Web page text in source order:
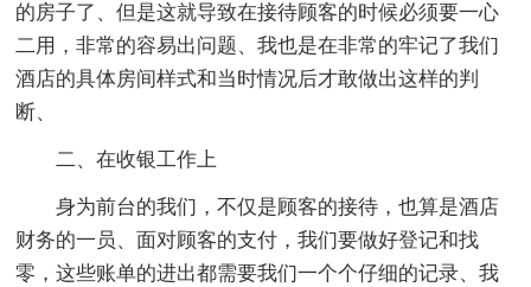
的房子了、但是这就导致在接待顾客的时候必须要一心
二用，非常的容易出问题、我也是在非常的牢记了我们
酒店的具体房间样式和当时情况后才敢做出这样的判
断、
二、在收银工作上
身为前台的我们，不仅是顾客的接待，也算是酒店
财务的一员、面对顾客的支付，我们要做好登记和找
零，这些账单的进出都需要我们一个个仔细的记录、我